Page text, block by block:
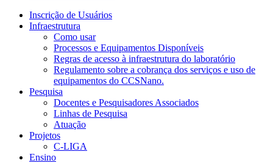
Inscrição de Usuários
Infraestrutura
Como usar
Processos e Equipamentos Disponíveis
Regras de acesso à infraestrutura do laboratório
Regulamento sobre a cobrança dos serviços e uso de
equipamentos do CCSNano.
Pesquisa
Docentes e Pesquisadores Associados
Linhas de Pesquisa
Atuação
Projetos
C-LIGA
Ensino